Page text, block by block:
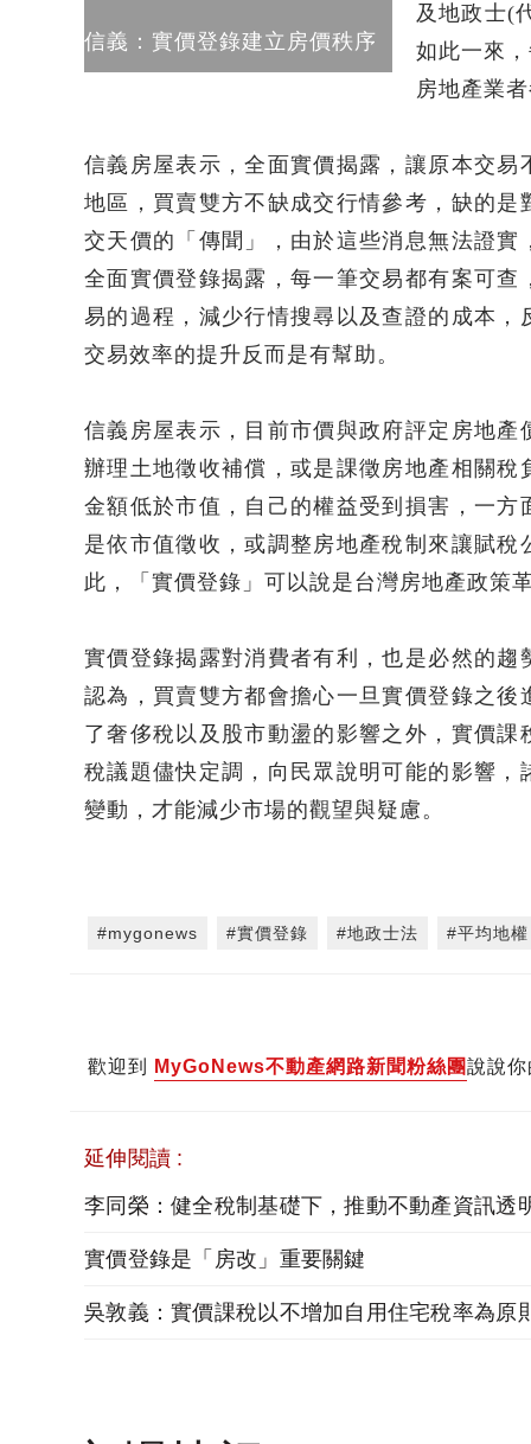
信義：實價登錄建立房價秩序
及地政士(
如此一來
房地產業
信義房屋表示，全面實價揭露，讓原本交
地區，買賣雙方不缺成交行情參考，缺的
交天價的「傳聞」，由於這些消息無法證
全面實價登錄揭露，每一筆交易都有案可
易的過程，減少行情搜尋以及查證的成本
交易效率的提升反而是有幫助。
信義房屋表示，目前市價與政府評定房地
辦理土地徵收補償，或是課徵房地產相關
金額低於市值，自己的權益受到損害，一
是依市值徵收，或調整房地產稅制來讓賦
此，「實價登錄」可以說是台灣房地產政策
實價登錄揭露對消費者有利，也是必然的
認為，買賣雙方都會擔心一旦實價登錄之
了奢侈稅以及股市動盪的影響之外，實價
稅議題儘快定調，向民眾說明可能的影響
變動，才能減少市場的觀望與疑慮。
#mygonews #實價登錄 #地政士法 #平均地權
歡迎到 MyGoNews不動產網路新聞粉絲團說說
延伸閱讀 :
李同榮：健全稅制基礎下，推動不動產資訊透
實價登錄是「房改」重要關鍵
吳敦義：實價課稅以不增加自用住宅稅率為原